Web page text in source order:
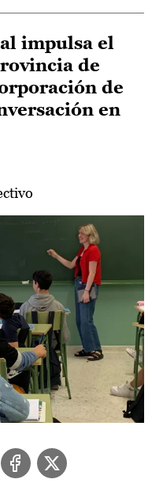
impulsa el
de
de
en